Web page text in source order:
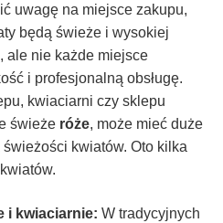
uwagę na miejsce zakupu,
będą świeże i wysokiej
ale nie każde miejsce
i profesjonalną obsługę.
kwiaciarni czy sklepu
świeże róże, może mieć duże
kwiatów. Oto kilka
i kwiaciarnie: W tradycyjnych